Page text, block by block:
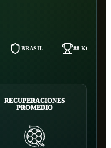
BRASIL 88 KG
RECUPERACIONES
PROMEDIO